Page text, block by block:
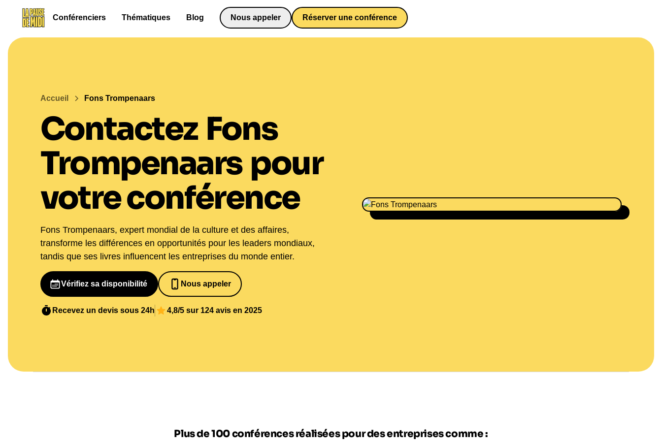
Conférenciers Thématiques Blog
Nous appeler
0652698481
Réserver une conférence
Accueil Fons Trompenaars
Contactez Fons
Trompenaars pour
votre conférence
Fons Trompenaars, expert mondial de la culture et des affaires,
transforme les différences en opportunités pour les leaders mondiaux,
tandis que ses livres influencent les entreprises du monde entier.
Vérifiez sa disponibilité
Nous appeler
0652698481
Recevez un devis sous 24h
4,8/5 sur 124 avis en 2025
Plus de 100 conférences réalisées pour des entreprises comme :